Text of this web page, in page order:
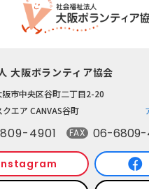
大阪ボランティア協会
市中央区谷町二丁目2-20
エア CANVAS谷町
4901 FAX 06-6809-